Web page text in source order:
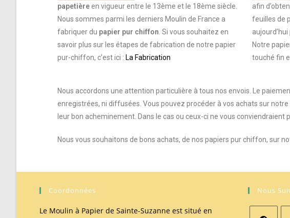
papetièreen vigueur entre le 13ème et le 18ème siècle.
Nous sommes parmi les derniers Moulin de France a
fabriquer du papier pur chiffon Si vous souhaitez en
savoir plus sur les étapes de fabrication de notre papier
pur-chiffon, c’est ici : La Fabrication
afin
feuilles de
Notre
touché fin
Nous accordons une attention particulière à tous nos envois. Le
enregistrées, ni diffusées. Vous pouvez procéder à vos achats sur
leur bon acheminement. Dans le cas ou ceux-ci ne vous
Nous vous souhaitons de bons achats, de nos papiers pur chiffon, sur
Coordonnées
Le Moulin à Papier de Sainte-Suzanne est situé en
Nous